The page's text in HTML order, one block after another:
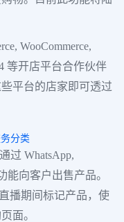
WooCommerce,
等开店平台合作伙伴
平台的店家即可透过
分类
过 WhatsApp,
能向客户出售产品。
播期间标记产品，使
面。